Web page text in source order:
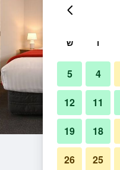
ו ש
4
5
11
12
18
19
25
26